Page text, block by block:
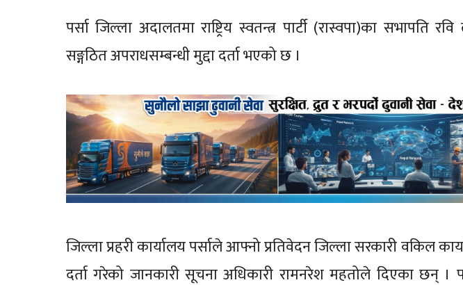
पर्सा जिल्ला अदालतमा राष्ट्रिय स्वतन्त्र पार्टी (रास्वपा)का सभापति
सङ्गठित अपराधसम्बन्धी मुद्दा दर्ता भएको छ ।
जिल्ला प्रहरी कार्यालय पर्साले आफ्नो प्रतिवेदन जिल्ला सरकारी वकिल
दर्ता गरेको जानकारी सूचना अधिकारी रामनरेश महतोले दिएका छन्